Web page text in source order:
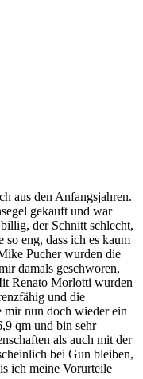
aus den Anfangsjahren.
gekauft und war
der Schnitt schlecht,
so eng, dass ich es kaum
Pucher wurden die
damals geschworen,
Renato Morlotti wurden
und die
mir nun doch wieder ein
qm und bin sehr
als auch mit der
bei Gun bleiben,
ich meine Vorurteile